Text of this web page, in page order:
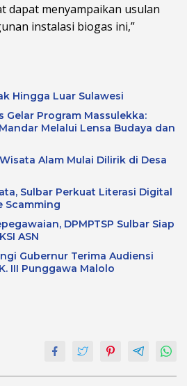
dapat menyampaikan usulan
instalasi biogas ini,”
Hingga Luar Sulawesi
Gelar Program Massulekka:
Melalui Lensa Budaya dan
Alam Mulai Dilirik di Desa
Sulbar Perkuat Literasi Digital
Scamming
DPMPTSP Sulbar Siap
ASN
Gubernur Terima Audiensi
III Punggawa Malolo